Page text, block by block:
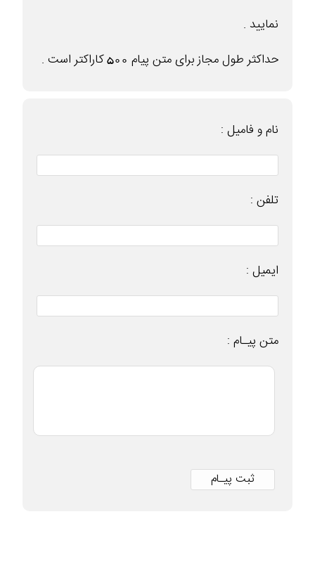
نمایید .
حداکثر طول مجاز برای متن پیام 500 کاراکتر است .
نام و فامیل :
تلفن :
ایمیل :
متن پیـام :